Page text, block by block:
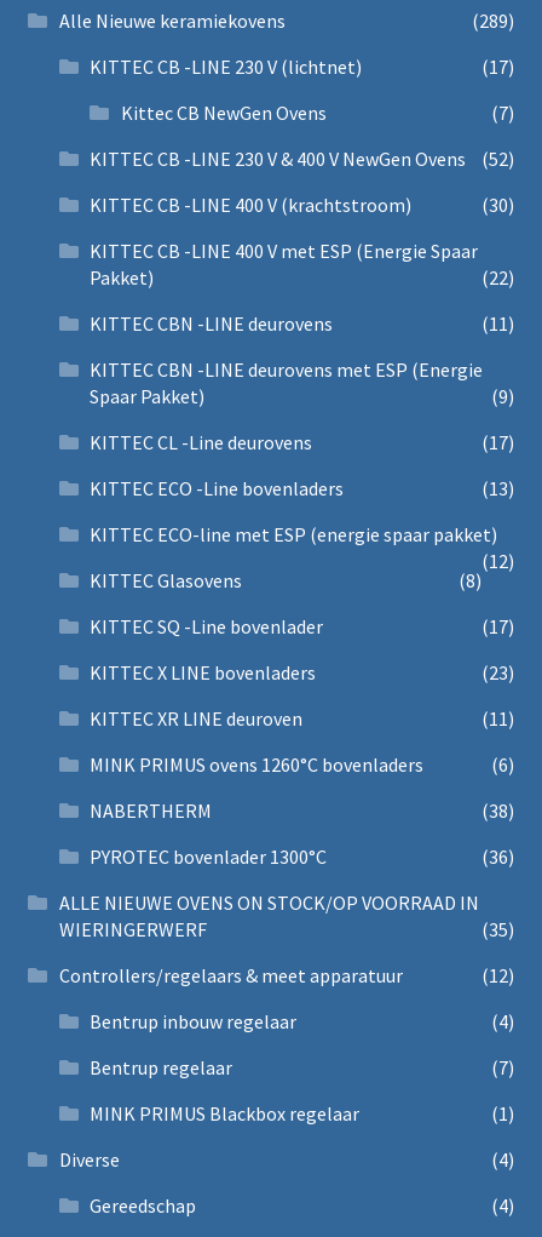
Alle Nieuwe keramiekovens
(289)
KITTEC CB -LINE 230 V (lichtnet)
(17)
Kittec CB NewGen Ovens
(7)
KITTEC CB -LINE 230 V & 400 V NewGen Ovens
(52)
KITTEC CB -LINE 400 V (krachtstroom)
(30)
KITTEC CB -LINE 400 V met ESP (Energie Spaar
Pakket)
(22)
KITTEC CBN -LINE deurovens
(11)
KITTEC CBN -LINE deurovens met ESP (Energie
Spaar Pakket)
(9)
KITTEC CL -Line deurovens
(17)
KITTEC ECO -Line bovenladers
(13)
KITTEC ECO-line met ESP (energie spaar pakket)
(12)
KITTEC Glasovens
(8)
KITTEC SQ -Line bovenlader
(17)
KITTEC X LINE bovenladers
(23)
KITTEC XR LINE deuroven
(11)
MINK PRIMUS ovens 1260°C bovenladers
(6)
NABERTHERM
(38)
PYROTEC bovenlader 1300°C
(36)
ALLE NIEUWE OVENS ON STOCK/OP VOORRAAD IN
WIERINGERWERF
(35)
Controllers/regelaars & meet apparatuur
(12)
Bentrup inbouw regelaar
(4)
Bentrup regelaar
(7)
MINK PRIMUS Blackbox regelaar
(1)
Diverse
(4)
Gereedschap
(4)